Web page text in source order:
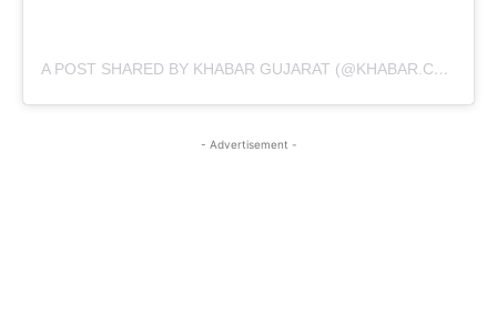
A POST SHARED BY KHABAR GUJARAT (@KHABAR.COMMUNICATION)
- Advertisement -